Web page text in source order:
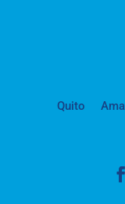
Quito